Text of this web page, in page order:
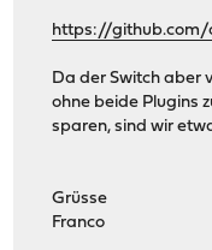
https://
Da der Switch aber
ohne beide Plugins
sparen, sind wir
Grüsse
Franco